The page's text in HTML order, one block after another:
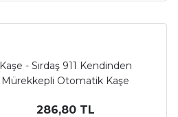
Kaşe - Sırdaş 911 Kendinden
Mürekkepli Otomatik Kaşe
286,80 TL